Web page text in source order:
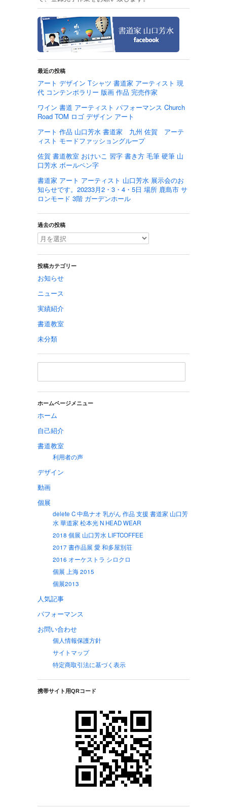
最近の投稿
アート デザイン Tシャツ 書道家 アーティスト 現
代 コンテンポラリー 版画 作品 完売作家
ワイン 書道 アーティスト パフォーマンス Church
Road TOM ロゴ デザイン アート
アート 作品 山口芳水 書道家 九州 佐賀 アーテ
ィスト モードファッショングループ
佐賀 書道教室 おけいこ 習字 書き方 毛筆 硬筆 山
口芳水 ボールペン字
書道家 アート アーティスト 山口芳水 展示会のお
知らせです。20233月2・3・4・5日 場所 鹿島市 サ
ロンモード 3階 ガーデンホール
過去の投稿
投稿カテゴリー
お知らせ
ニュース
実績紹介
書道教室
未分類
ホームページメニュー
ホーム
自己紹介
書道教室
利用者の声
デザイン
動画
個展
delete C 中島ナオ 乳がん 作品 支援 書道家 山口芳
水 華道家 松本光 N HEAD WEAR
2018 個展 山口芳水 LIFTCOFFEE
2017 書作品展 愛 和多屋別荘
2016 オーケストラ シロクロ
個展 上海 2015
個展2013
人気記事
パフォーマンス
お問い合わせ
個人情報保護方針
サイトマップ
特定商取引法に基づく表示
携帯サイト用QRコード